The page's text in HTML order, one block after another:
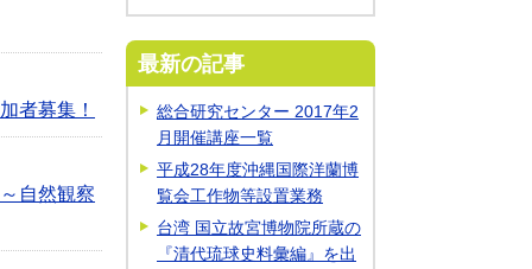
者募集！
自然観察
最新の記事
総合研究センター 2017年2
月開催講座一覧
平成28年度沖縄国際洋蘭博
覧会工作物等設置業務
台湾 国立故宮博物院所蔵の
『清代琉球史料彙編』を出